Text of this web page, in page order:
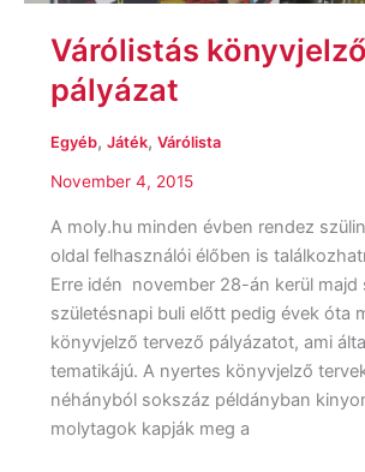
Várólistás
pályázat
Egyéb, Játék, Várólista
November 4, 2015
A moly.hu minden évben rendez
oldal felhasználói élőben is
Erre idén november 28-án kerül majd
születésnapi buli előtt pedig évek óta
könyvjelző tervező pályázatot, ami
tematikájú. A nyertes könyvjelző
néhányból sokszáz példányban
molytagok kapják meg a